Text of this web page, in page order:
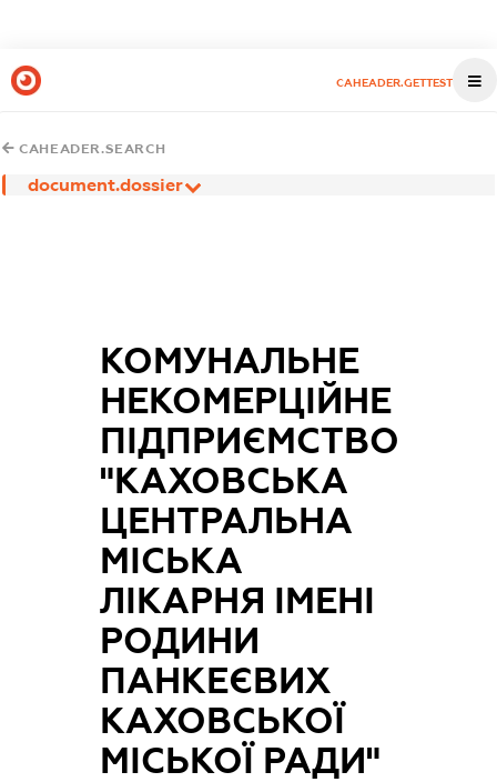
CAHEADER.GETTEST
CAHEADER.SEARCH
document.dossier
КОМУНАЛЬНЕ
НЕКОМЕРЦІЙНЕ
ПІДПРИЄМСТВО
"КАХОВСЬКА
ЦЕНТРАЛЬНА
МІСЬКА
ЛІКАРНЯ ІМЕНІ
РОДИНИ
ПАНКЕЄВИХ
КАХОВСЬКОЇ
МІСЬКОЇ РАДИ"